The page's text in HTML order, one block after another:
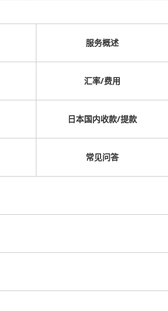
服务概述
汇率/费用
日本国内收款/提款
常见问答